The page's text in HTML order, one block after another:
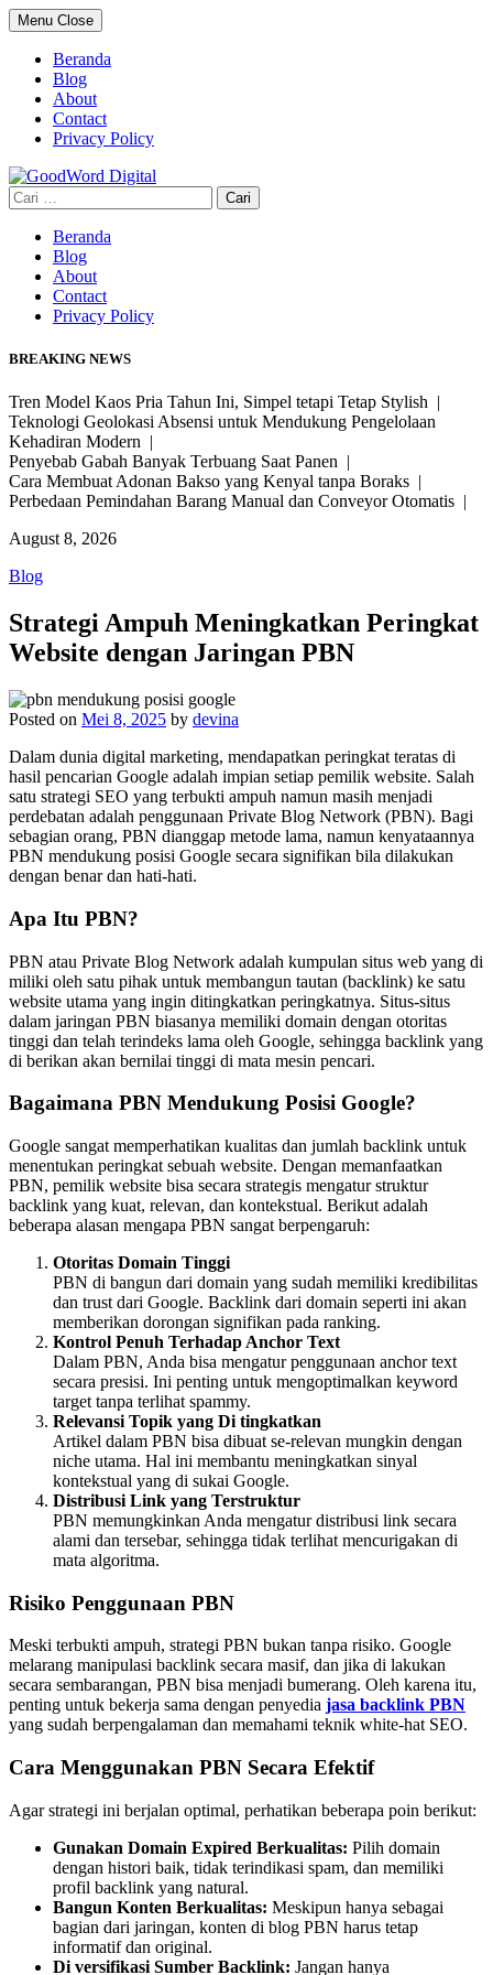
Skip
to
content
Menu Close
Beranda
Blog
About
Contact
Privacy Policy
Cari
untuk:
Beranda
Blog
About
Contact
Privacy Policy
BREAKING NEWS
Tren Model Kaos Pria Tahun Ini, Simpel tetapi Tetap Stylish |
Teknologi Geolokasi Absensi untuk Mendukung Pengelolaan
Kehadiran Modern |
Penyebab Gabah Banyak Terbuang Saat Panen |
Cara Membuat Adonan Bakso yang Kenyal tanpa Boraks |
Perbedaan Pemindahan Barang Manual dan Conveyor Otomatis |
August 8, 2026
Blog
Strategi Ampuh Meningkatkan Peringkat
Website dengan Jaringan PBN
Posted on Mei 8, 2025 by devina
Dalam dunia digital marketing, mendapatkan peringkat teratas di
hasil pencarian Google adalah impian setiap pemilik website. Salah
satu strategi SEO yang terbukti ampuh namun masih menjadi
perdebatan adalah penggunaan Private Blog Network (PBN). Bagi
sebagian orang, PBN dianggap metode lama, namun kenyataannya
PBN mendukung posisi Google secara signifikan bila dilakukan
dengan benar dan hati-hati.
Apa Itu PBN?
PBN atau Private Blog Network adalah kumpulan situs web yang di
miliki oleh satu pihak untuk membangun tautan (backlink) ke satu
website utama yang ingin ditingkatkan peringkatnya. Situs-situs
dalam jaringan PBN biasanya memiliki domain dengan otoritas
tinggi dan telah terindeks lama oleh Google, sehingga backlink yang
di berikan akan bernilai tinggi di mata mesin pencari.
Bagaimana PBN Mendukung Posisi Google?
Google sangat memperhatikan kualitas dan jumlah backlink untuk
menentukan peringkat sebuah website. Dengan memanfaatkan
PBN, pemilik website bisa secara strategis mengatur struktur
backlink yang kuat, relevan, dan kontekstual. Berikut adalah
beberapa alasan mengapa PBN sangat berpengaruh:
Otoritas Domain Tinggi
PBN di bangun dari domain yang sudah memiliki kredibilitas
dan trust dari Google. Backlink dari domain seperti ini akan
memberikan dorongan signifikan pada ranking.
Kontrol Penuh Terhadap Anchor Text
Dalam PBN, Anda bisa mengatur penggunaan anchor text
secara presisi. Ini penting untuk mengoptimalkan keyword
target tanpa terlihat spammy.
Relevansi Topik yang Di tingkatkan
Artikel dalam PBN bisa dibuat se-relevan mungkin dengan
niche utama. Hal ini membantu meningkatkan sinyal
kontekstual yang di sukai Google.
Distribusi Link yang Terstruktur
PBN memungkinkan Anda mengatur distribusi link secara
alami dan tersebar, sehingga tidak terlihat mencurigakan di
mata algoritma.
Risiko Penggunaan PBN
Meski terbukti ampuh, strategi PBN bukan tanpa risiko. Google
melarang manipulasi backlink secara masif, dan jika di lakukan
secara sembarangan, PBN bisa menjadi bumerang. Oleh karena itu,
penting untuk bekerja sama dengan penyedia jasa backlink PBN
yang sudah berpengalaman dan memahami teknik white-hat SEO.
Cara Menggunakan PBN Secara Efektif
Agar strategi ini berjalan optimal, perhatikan beberapa poin berikut:
Gunakan Domain Expired Berkualitas: Pilih domain
dengan histori baik, tidak terindikasi spam, dan memiliki
profil backlink yang natural.
Bangun Konten Berkualitas: Meskipun hanya sebagai
bagian dari jaringan, konten di blog PBN harus tetap
informatif dan original.
Di versifikasi Sumber Backlink: Jangan hanya